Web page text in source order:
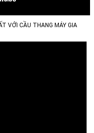
VỚI CẦU THANG MÁY GIA